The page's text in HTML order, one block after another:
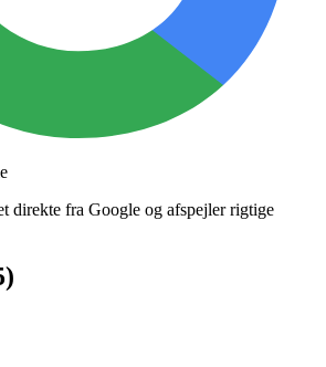
direkte fra Google og afspejler rigtige
)